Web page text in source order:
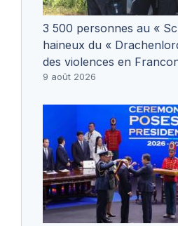
3 500 personnes au «
haineux du «
des violences en
9 août 2026